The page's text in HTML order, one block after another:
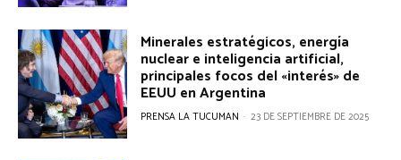
Minerales estratégicos, energía
nuclear e inteligencia artificial,
principales focos del «interés» de
EEUU en Argentina
PRENSA LA TUCUMAN - 23 DE SEPTIEMBRE DE 2025